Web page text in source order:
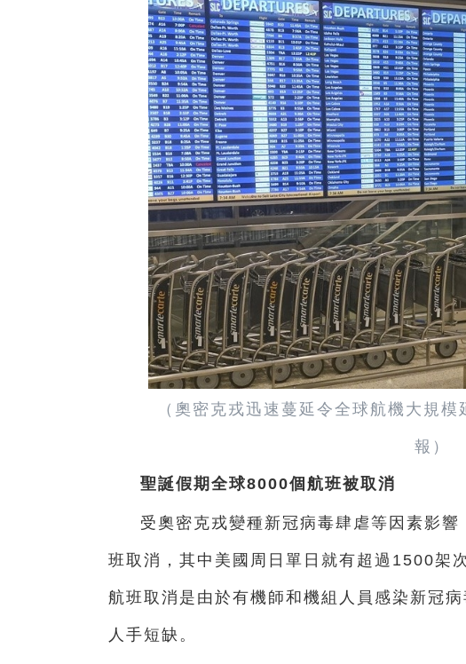
（奧密克戎迅速蔓延令全球航機大規
報）
聖誕假期全球8000個航班被取消
受奧密克戎變種新冠病毒肆虐等因素影
班取消，其中美國周日單日就有超過1500架
航班取消是由於有機師和機組人員感染新冠
人手短缺。